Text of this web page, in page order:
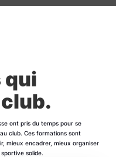
qui
ont pris du temps pour se
club. Ces formations sont
mieux encadrer, mieux organiser
solide.